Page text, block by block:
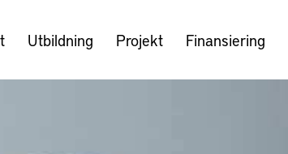
Utbildning Projekt Finansiering